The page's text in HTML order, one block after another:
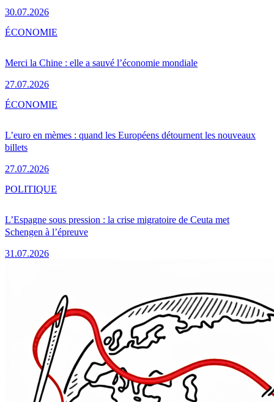
30.07.2026
Merci la Chine : elle a sauvé l’économie mondiale
27.07.2026
ÉCONOMIE
L’euro en mèmes : quand les Européens détournent les nouveaux
billets
27.07.2026
ÉCONOMIE
L’Espagne sous pression : la crise migratoire de Ceuta met
Schengen à l’épreuve
31.07.2026
POLITIQUE